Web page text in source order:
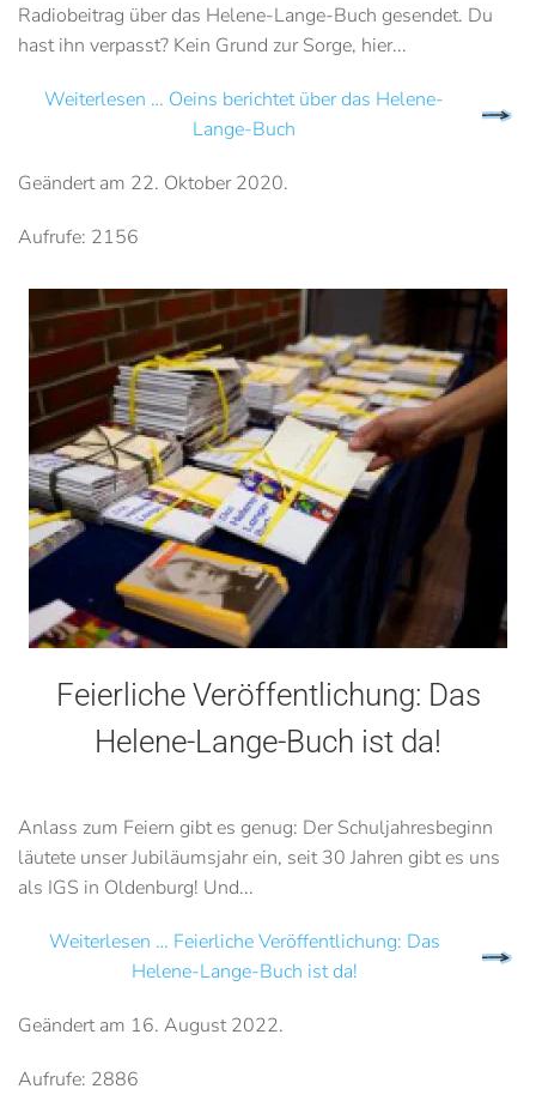
Radiobeitrag über das Helene-Lange-Buch gesendet. Du
hast ihn verpasst? Kein Grund zur Sorge, hier...
Weiterlesen … Oeins berichtet über das Helene-
Lange-Buch
Geändert am 22. Oktober 2020.
Aufrufe: 2156
Feierliche Veröffentlichung: Das
Helene-Lange-Buch ist da!
Anlass zum Feiern gibt es genug: Der Schuljahresbeginn
läutete unser Jubiläumsjahr ein, seit 30 Jahren gibt es uns
als IGS in Oldenburg! Und...
Weiterlesen … Feierliche Veröffentlichung: Das
Helene-Lange-Buch ist da!
Geändert am 16. August 2022.
Aufrufe: 2886